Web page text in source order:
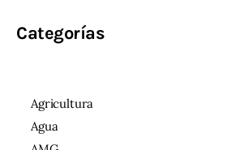
Categorías
Agricultura
Agua